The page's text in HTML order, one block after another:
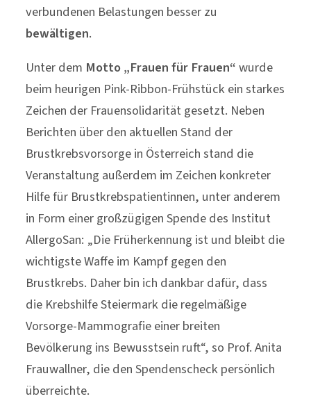
verbundenen Belastungen besser zu
bewältigen.
Unter dem Motto „Frauen für Frauen“wurde
beim heurigen Pink-Ribbon-Frühstück ein starkes
Zeichen der Frauensolidarität gesetzt. Neben
Berichten über den aktuellen Stand der
Brustkrebsvorsorge in Österreich stand die
Veranstaltung außerdem im Zeichen konkreter
Hilfe für Brustkrebspatientinnen, unter anderem
in Form einer großzügigen Spende des Institut
AllergoSan: „Die Früherkennung ist und bleibt die
wichtigste Waffe im Kampf gegen den
Brustkrebs. Daher bin ich dankbar dafür, dass
die Krebshilfe Steiermark die regelmäßige
Vorsorge-Mammografie einer breiten
Bevölkerung ins Bewusstsein ruft“, so Prof. Anita
Frauwallner, die den Spendenscheck persönlich
überreichte.